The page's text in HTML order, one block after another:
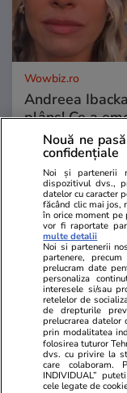
Wowbiz.ro
Andreea
plâns! Ce a
lacrimi pe
rușine să fiu
POLITIC
Politică
Mutarea prin
POT au făcut
opoziție
permite
dronele
tranșat definitiv
Nouă ne
confidențiale
Noi și partenerii
dispozitivul dvs.,
datelor cu caracter
făcând clic mai jos,
în orice moment pe
vor fi raportate
multe detalii
Noi si partenerii
partenere,
prelucram date
personaliza
interesele si/sau
retelelor de
de drepturile
prelucrarea datelor
prin modalitatea
folosirea tuturor
dvs. cu privire la
care colaboram.
INDIVIDUAL”
cele legate de